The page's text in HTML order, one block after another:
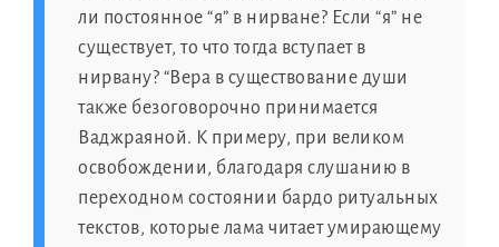
ли постоянное “я” в нирване? Если “я” не
существует, то что тогда вступает в
нирвану? “Вера в существование души
также безоговорочно принимается
Ваджраяной. К примеру, при великом
освобождении, благодаря слушанию в
переходном состоянии бардо ритуальных
текстов, которые лама читает умирающему